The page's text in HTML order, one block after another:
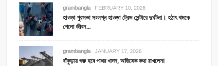
grambangla FEBRUARY 10, 2026
হাওড়া পুরসভা সংলগ্ন হাওড়া ট্রেড সেন্টারে দুর্ঘটনা। হঠাৎ থমকে
গেলো জীবন…
grambangla JANUARY 17, 2026
বাঁকুড়ায় শুরু হবে পাথর খাদন, অভিষেক কথা রাখলেন!